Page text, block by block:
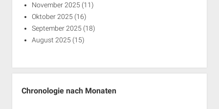
November 2025 (11)
Oktober 2025 (16)
September 2025 (18)
August 2025 (15)
Chronologie nach Monaten